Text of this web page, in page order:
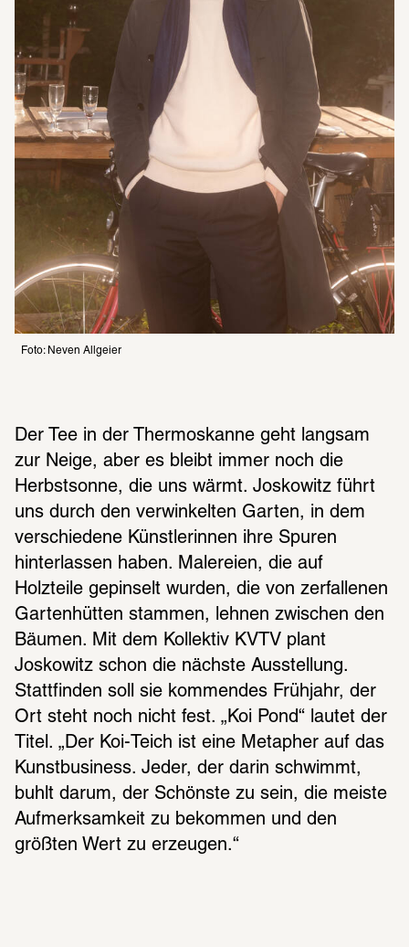
Foto: Neven Allgeier
Der Tee in der Thermoskanne geht langsam
zur Neige, aber es bleibt immer noch die
Herbstsonne, die uns wärmt. Joskowitz führt
uns durch den verwinkelten Garten, in dem
verschiedene Künstlerinnen ihre Spuren
hinterlassen haben. Malereien, die auf
Holzteile gepinselt wurden, die von zerfallenen
Gartenhütten stammen, lehnen zwischen den
Bäumen. Mit dem Kollektiv KVTV plant
Joskowitz schon die nächste Ausstellung.
Stattfinden soll sie kommendes Frühjahr, der
Ort steht noch nicht fest. „Koi Pond“ lautet der
Titel. „Der Koi-Teich ist eine Metapher auf das
Kunstbusiness. Jeder, der darin schwimmt,
buhlt darum, der Schönste zu sein, die meiste
Aufmerksamkeit zu bekommen und den
größten Wert zu erzeugen.“